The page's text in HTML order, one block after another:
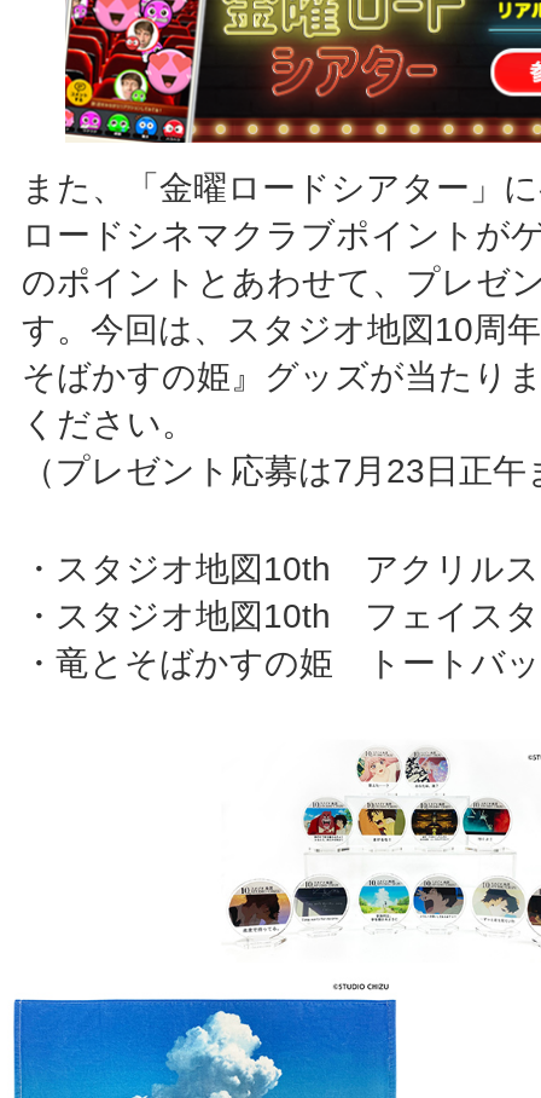
また、「金曜ロードシアター」
ロードシネマクラブポイントが
のポイントとあわせて、プレゼ
す。今回は、スタジオ地図10周
そばかすの姫』グッズが当たり
ください。
（プレゼント応募は7月23日正午
・スタジオ地図10th アクリル
・スタジオ地図10th フェイス
・竜とそばかすの姫 トートバ